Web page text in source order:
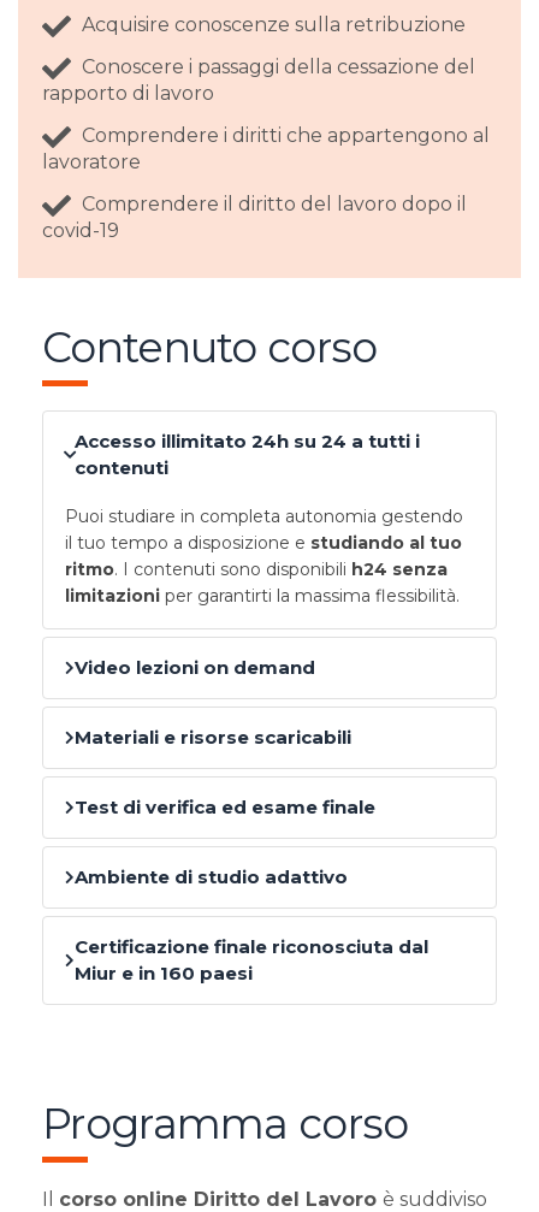
Acquisire conoscenze sulla retribuzione
Conoscere i passaggi della cessazione del
rapporto di lavoro
Comprendere i diritti che appartengono al
lavoratore
Comprendere il diritto del lavoro dopo il
covid-19
Contenuto corso
Accesso illimitato 24h su 24 a tutti i
contenuti
Puoi studiare in completa autonomia gestendo
il tuo tempo a disposizione e studiando al tuo
ritmo. I contenuti sono disponibili h24 senza
limitazioni per garantirti la massima flessibilità.
Video lezioni on demand
Materiali e risorse scaricabili
Test di verifica ed esame finale
Ambiente di studio adattivo
Certificazione finale riconosciuta dal
Miur e in 160 paesi
Programma corso
corso online Diritto del Lavoro è suddiviso